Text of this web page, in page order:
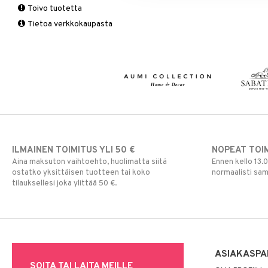
Seinäkoristeet
Vaasit
Piensäilytys & Korit
Lakanasetit
Lakanat & Tyynyliinat
Matot
Viltit & Peitteet
Puutarhavälineet
Ruukut
Pöytälamput
Valaistustarvikkeet
Toivo tuotetta
Tietoa verkkokaupasta
ILMAINEN TOIMITUS YLI 50 €
Aina maksuton vaihtoehto, huolimatta siitä
ostatko yksittäisen tuotteen tai koko
tilauksellesi joka ylittää 50 €.
NOPEAT
Ennen kello
normaalisti